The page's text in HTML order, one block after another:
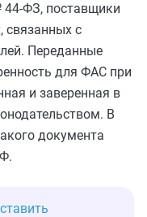
44-ФЗ, поставщики
связанных с
Переданные
для ФАС при
и заверенная в
В
документа